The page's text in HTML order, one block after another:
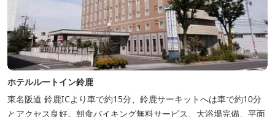
ホテルルートイン鈴鹿
東名阪道 鈴鹿ICより車で約15分、鈴鹿サーキットへは車で約10分
とアクセス良好。朝食バイキング無料サービス、大浴場完備、平面